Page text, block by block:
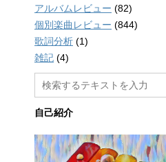
アルバムレビュー (82)
個別楽曲レビュー (844)
歌詞分析 (1)
雑記 (4)
自己紹介